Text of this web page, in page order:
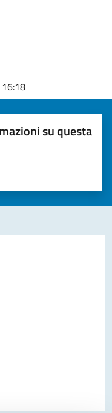
su questa
a 5 stelle)la chiarezza delle